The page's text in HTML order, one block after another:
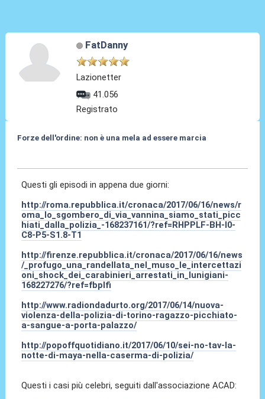
FatDanny
Lazionetter
41.056
Registrato
Forze dell'ordine: non è una mela ad essere marcia
Questi gli episodi in appena due giorni:
http://roma.repubblica.it/cronaca/2017/06/16/news/r
oma_lo_sgombero_di_via_vannina_siamo_stati_picc
hiati_dalla_polizia_-168237161/?ref=RHPPLF-BH-I0-
C8-P5-S1.8-T1
http://firenze.repubblica.it/cronaca/2017/06/16/news
/_profugo_una_randellata_nel_muso_le_intercettazi
oni_shock_dei_carabinieri_arrestati_in_lunigiani-
168227276/?ref=fbplfi
http://www.radiondadurto.org/2017/06/14/nuova-
violenza-della-polizia-di-torino-ragazzo-picchiato-
a-sangue-a-porta-palazzo/
http://popoffquotidiano.it/2017/06/10/sei-no-tav-la-
notte-di-maya-nella-caserma-di-polizia/
Questi i casi più celebri, seguiti dall'associazione ACAD: